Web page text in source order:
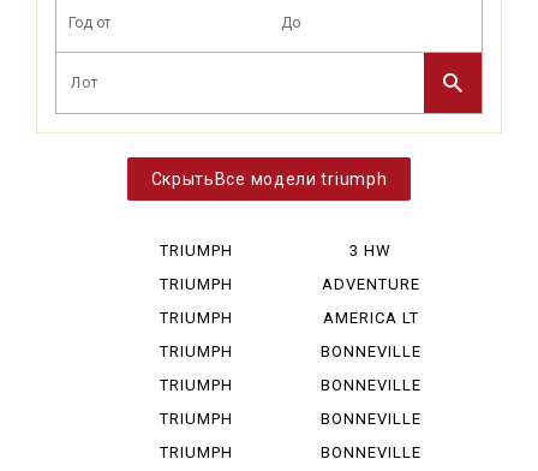
Все модели triumph
TRIUMPH
BONNEVIL...
TRIUMPH
BONNEVIL...
TRIUMPH
BONNEVIL...
TRIUMPH
DAYTONA ...
TRIUMPH
DAYTONA ...
TRIUMPH
ROCKET I...
TRIUMPH
3 HW
ADVENTURE
AMERICA LT
BONNEVILLE
BONNEVILLE
SPEED MA
BONNEVILLE
SPEEDM...
BONNEVILLE